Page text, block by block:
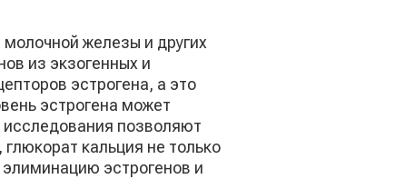
железы и других
из экзогенных и
эстрогена, а это
эстрогена может
позволяют
кальция не только
эстрогенов и